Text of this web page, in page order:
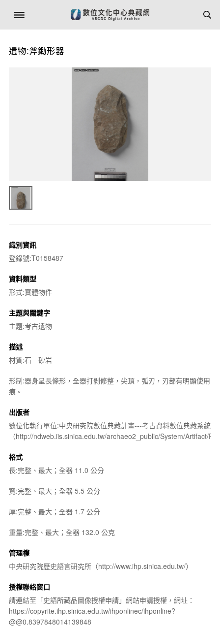
遺物:斧鋤形器
識別資訊
登錄號:T0158487
資料類型
形式:實體物件
主題與關鍵字
主題:考古遺物
描述
材質:石—砂岩
形制:器身呈長條形，全器打剝修整，尖頂，弧刃，刃部有明顯使用
痕。
出版者
數位化執行單位:中央研究院數位典藏計畫---考古資料數位典藏系統
（http://ndweb.iis.sinica.edu.tw/archaeo2_public/System/Artifact/
格式
長:完整、最大；全器 11.0 公分
寬:完整、最大；全器 5.5 公分
厚:完整、最大；全器 1.7 公分
重量:完整、最大；全器 132.0 公克
管理權
中央研究院歷史語言研究所（http://www.ihp.sinica.edu.tw/）
授權聯絡窗口
請連結至「史語所藏品圖像授權申請」網站申請授權，網址：
https://copyrite.ihp.sinica.edu.tw/ihponlinec/ihponline?
@@0.8397848014139848